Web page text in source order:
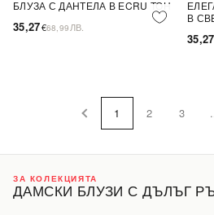
ПОСЛЕДНА БРОЙКА
БЛУЗА С ДАНТЕЛА В ЕCRU ТОН
35,27€68,99 ЛВ.
В
35,27
1 2 3
ЗА КОЛЕКЦИЯТА
ДАМСКИ БЛУЗИ С ДЪЛЪГ